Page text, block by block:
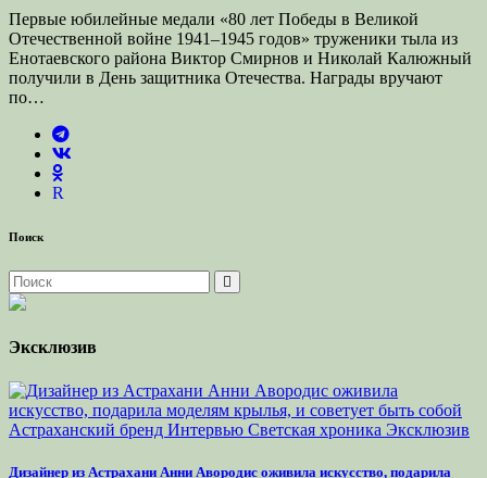
Первые юбилейные медали «80 лет Победы в Великой
Отечественной войне 1941–1945 годов» труженики тыла из
Енотаевского района Виктор Смирнов и Николай Калюжный
получили в День защитника Отечества. Награды вручают
по…
R
Поиск
Эксклюзив
Астраханский бренд Интервью Светская хроника Эксклюзив
Дизайнер из Астрахани Анни Авородис оживила искусство, подарила